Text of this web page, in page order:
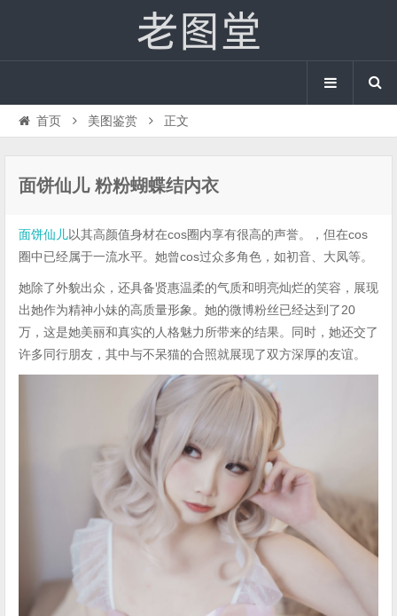
首页 美图鉴赏 正文
面饼仙儿 粉粉蝴蝶结内衣
面饼仙儿以其高颜值身材在cos圈内享有很高的声誉。，但在cos
圈中已经属于一流水平。她曾cos过众多角色，如初音、大凤等。
她除了外貌出众，还具备贤惠温柔的气质和明亮灿烂的笑容，展现
出她作为精神小妹的高质量形象。她的微博粉丝已经达到了20
万，这是她美丽和真实的人格魅力所带来的结果。同时，她还交了
许多同行朋友，其中与不呆猫的合照就展现了双方深厚的友谊。